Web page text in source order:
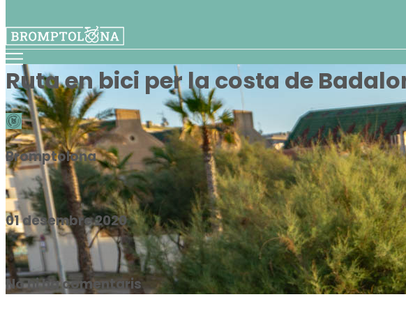
Ruta en bici per la costa de
Bromptolona
01 desembre 2020
No hi ha comentaris